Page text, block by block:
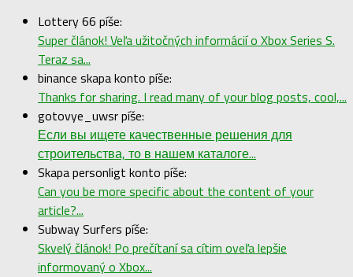
Lottery 66 píše:
Super článok! Veľa užitočných informácií o Xbox Series S.
Teraz sa...
binance skapa konto píše:
Thanks for sharing. I read many of your blog posts, cool,...
gotovye_uwsr píše:
Если вы ищете качественные решения для
строительства, то в нашем каталоге...
Skapa personligt konto píše:
Can you be more specific about the content of your
article?...
Subway Surfers píše:
Skvelý článok! Po prečítaní sa cítim oveľa lepšie
informovaný o Xbox...